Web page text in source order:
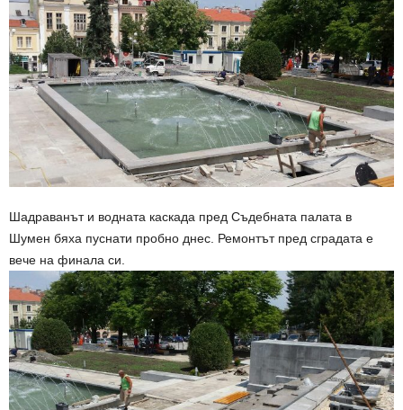
Шадраванът и водната каскада пред Съдебната палата в
Шумен бяха пуснати пробно днес. Ремонтът пред сградата е
вече на финала си.